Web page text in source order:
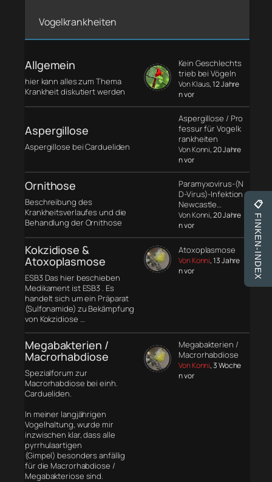
Vogelkrankheiten
Allgemein
hier kann alles zum Thema
Krankheit diskutiert werden
Kein Geschlechts
trieb bei Vögeln
Von Klaus, 12 Jahre
n vor
Aspergillose
Aspergillose bei Cardueliden
Aspergillose / Pro
fessur für Vogelk
rankheiten
Von Konni, 20 Jahre
n vor
Ornithose
Beschreibung des
Krankheitsverlaufes und die
Behandlung der Ornithose
Paramyxovirus-(N
D-Virus)-Infektion
Newcastle…
Von Konni, 20 Jahre
n vor
Kokzidiose &
Atoxoplasmose
ESB3 Das hier beschieben
Medikament ist ESB3 . Es
handelt sich um ein Präparat
(Sulfonamide) zu Bekämpfung
von Kokzidiose …
Atoxoplasmose
Von Konni, 13 Jahre
n vor
Megabakterien /
Macrorhabdiose
Spezialforum zur
Macrorhabdiose bei einh.
Cardueliden.
In meiner langjährigen
Vogelhaltung, wurde mir
inzwischen klar, dass alle
pyrrhulaartigen
(Gimpel) besonders anfällig
für die Macrorhabdiose /
Megabakteriose sind.
Megabakterien /
Macrorhabdiose
Von Konni, 3 Woche
n vor
📋
FINKEN-INDEX